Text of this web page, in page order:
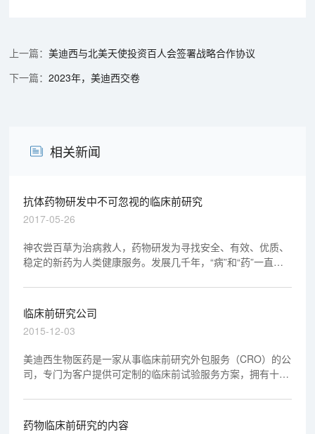
美迪西与北美天使投资百人会签署战略合作协议
2023年，美迪西交卷
相关新闻
抗体药物研发中不可忽视的临床前研究
2017-05-26
神农尝百草为治病救人，药物研发为寻找安全、有效、优质、
稳定的新药为人类健康服务。发展几千年，“病”和“药”一直在
临床前研究公司
2015-12-03
美迪西生物医药是一家从事临床前研究外包服务（CRO）的公
司，专门为客户提供可定制的临床前试验服务方案，拥有十余
以及毒理学方面有专业的知识。
药物临床前研究的内容